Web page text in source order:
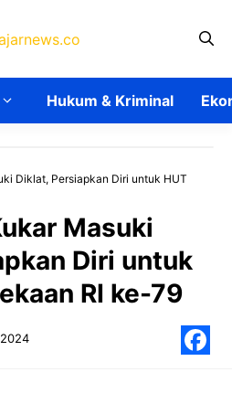
Hukum & Kriminal
Diklat, Persiapkan Diri untuk HUT
Masuki
Diri untuk
RI ke-79